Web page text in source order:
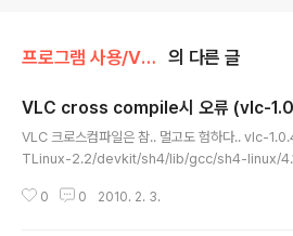
프로그램 사용/VLC 의 다른 글
VLC cross compile시 오류 (vlc-
VLC 크로스컴파일은 참.. 멀고도 험하다.. vlc-
TLinux-2.2/devkit/sh4/lib/gcc/sh4-linux/
und (try using -rpath or -rpath-link) vlc.o:
0 0 2010. 2. 3.